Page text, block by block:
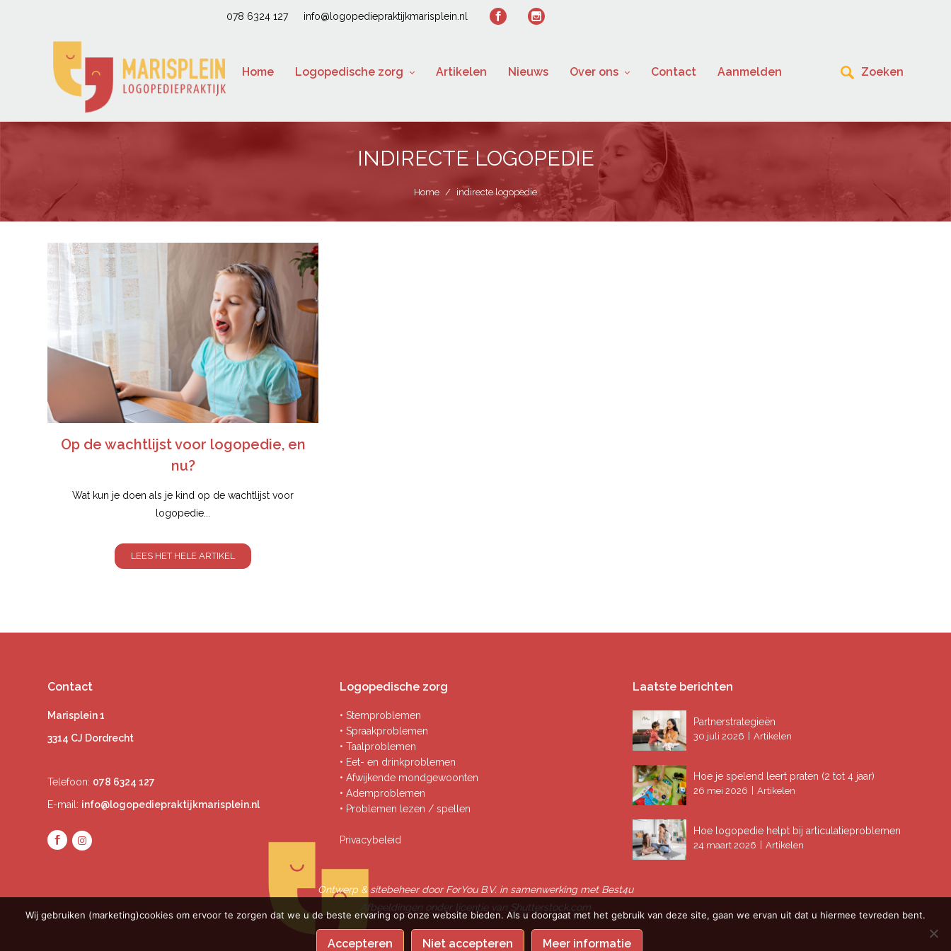
078 6324 127 info@logopediepraktijkmarisplein.nl
Home Logopedische zorg Artikelen Nieuws Over ons Contact Aanmelden
INDIRECTE LOGOPEDIE
Home / indirecte logopedie
Op de wachtlijst voor logopedie, en
nu?
Wat kun je doen als je kind op de wachtlijst voor
logopedie...
LEES HET HELE ARTIKEL
Contact
Marisplein 1
3314 CJ Dordrecht
Telefoon: 078 6324 127
E-mail: info@logopediepraktijkmarisplein.nl
Logopedische zorg
• Stemproblemen
• Spraakproblemen
• Taalproblemen
• Eet- en drinkproblemen
• Afwijkende mondgewoonten
• Ademproblemen
• Problemen lezen / spellen
Privacybeleid
Laatste berichten
Partnerstrategieën
30 juli 2026 Artikelen
Hoe je spelend leert praten (2 tot 4 jaar)
26 mei 2026 Artikelen
Hoe logopedie helpt bij articulatieproblemen
24 maart 2026 Artikelen
Ontwerp & sitebeheer doorForYou B.V. in samenwerking met Best4u
Afbeeldingen onder licentie van Shutterstock.com
Wij gebruiken (marketing)cookies om ervoor te zorgen dat we u de beste ervaring op onze website bieden. Als u doorgaat met het gebruik van deze site, gaan we ervan uit dat u hiermee tevreden bent.
Accepteren Niet accepteren Meer informatie